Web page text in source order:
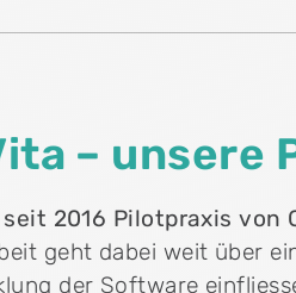
– unsere
seit 2016 Pilotpraxis von
geht dabei weit über
der Software